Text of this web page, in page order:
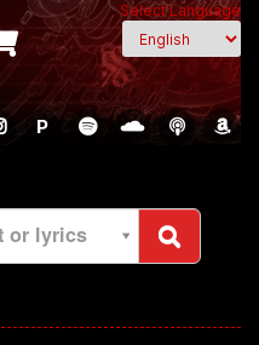
Select Language
P
or lyrics